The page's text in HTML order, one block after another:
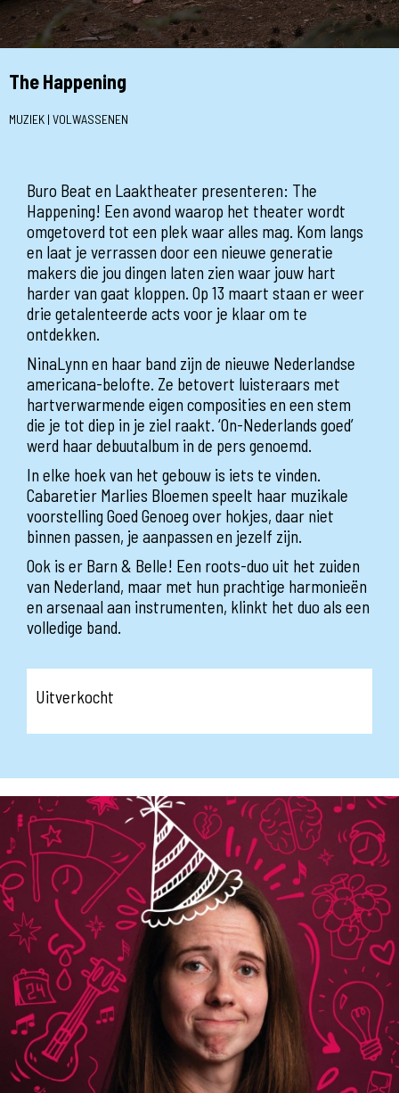
The Happening
MUZIEK | VOLWASSENEN
Buro Beat en Laaktheater presenteren: The
Happening! Een avond waarop het theater wordt
omgetoverd tot een plek waar alles mag. Kom langs
en laat je verrassen door een nieuwe generatie
makers die jou dingen laten zien waar jouw hart
harder van gaat kloppen. Op 13 maart staan er weer
drie getalenteerde acts voor je klaar om te
ontdekken.
NinaLynn en haar band zijn de nieuwe Nederlandse
americana-belofte. Ze betovert luisteraars met
hartverwarmende eigen composities en een stem
die je tot diep in je ziel raakt. ‘On-Nederlands goed’
werd haar debuutalbum in de pers genoemd.
In elke hoek van het gebouw is iets te vinden.
Cabaretier Marlies Bloemen speelt haar muzikale
voorstelling Goed Genoeg over hokjes, daar niet
binnen passen, je aanpassen en jezelf zijn.
Ook is er Barn & Belle! Een roots-duo uit het zuiden
van Nederland, maar met hun prachtige harmonieën
en arsenaal aan instrumenten, klinkt het duo als een
volledige band.
Uitverkocht